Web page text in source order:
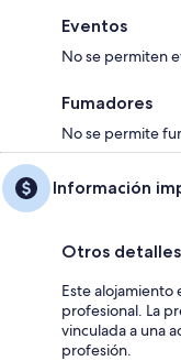
Eventos
No se permiten
Fumadores
No se permite
Información
Otros detalles
Este
profesional. La
vinculada a una
profesión.